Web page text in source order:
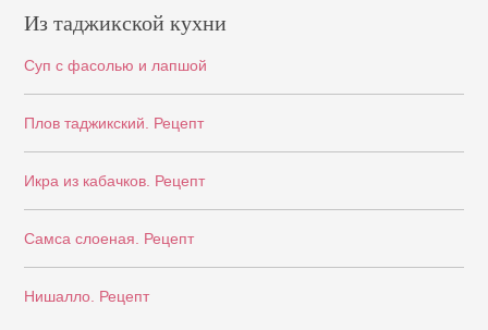
Из таджикской кухни
Суп с фасолью и лапшой
Плов таджикский. Рецепт
Икра из кабачков. Рецепт
Самса слоеная. Рецепт
Нишалло. Рецепт